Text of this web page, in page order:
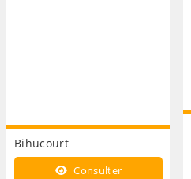
Bihucourt
Consulter